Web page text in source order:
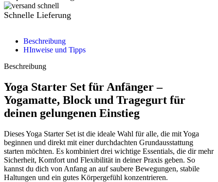
Schnelle Lieferung
Beschreibung
HInweise und Tipps
Beschreibung
Yoga Starter Set für Anfänger –
Yogamatte, Block und Tragegurt für
deinen gelungenen Einstieg
Dieses Yoga Starter Set ist die ideale Wahl für alle, die mit Yoga
beginnen und direkt mit einer durchdachten Grundausstattung
starten möchten. Es kombiniert drei wichtige Essentials, die dir mehr
Sicherheit, Komfort und Flexibilität in deiner Praxis geben. So
kannst du dich von Anfang an auf saubere Bewegungen, stabile
Haltungen und ein gutes Körpergefühl konzentrieren.